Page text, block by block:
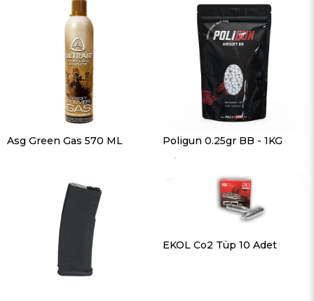
Asg Green Gas 570 ML Poligun 0.25gr BB - 1KG
EKOL Co2 Tüp 10 Adet